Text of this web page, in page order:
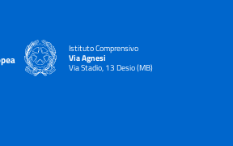
Istituto Comprensivo
Via Agnesi
Via Stadio, 13 Desio (MB)
— Visita la pagina iniziale della scuola